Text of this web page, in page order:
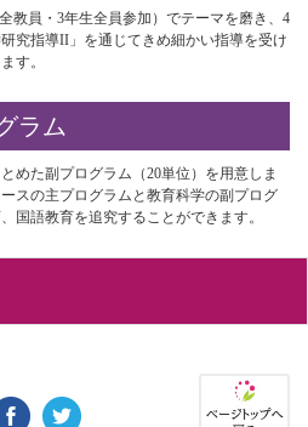
教員・3年生全員参加）でテーマを磨き、4
究指導II」を通じてきめ細かい指導を受け
す。
ラム
めた副プログラム（20単位）を用意しま
スの主プログラムと教育科学の副プログ
国語教育を追究することができます。